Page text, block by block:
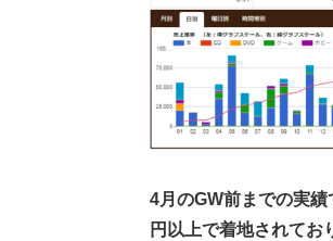
4月のGW前までの実
円以上で着地されてお